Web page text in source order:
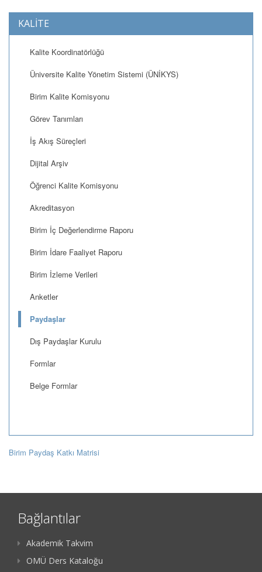
KALİTE
Kalite Koordinatörlüğü
Üniversite Kalite Yönetim Sistemi (ÜNİKYS)
Birim Kalite Komisyonu
Görev Tanımları
İş Akış Süreçleri
Dijital Arşiv
Öğrenci Kalite Komisyonu
Akreditasyon
Birim İç Değerlendirme Raporu
Birim İdare Faaliyet Raporu
Birim İzleme Verileri
Anketler
Paydaşlar
Dış Paydaşlar Kurulu
Formlar
Belge Formlar
Birim Paydaş Katkı Matrisi
Bağlantılar
Akademik Takvim
OMÜ Ders Kataloğu